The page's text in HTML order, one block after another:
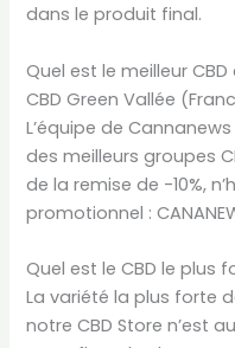
dans le produit final.
Quel est le meilleur CBD
CBD Green Vallée
L’équipe de
des meilleurs groupes
de la remise de -10%,
promotionnel :
Quel est le CBD le plus
La variété la plus forte
notre CBD Store n’est